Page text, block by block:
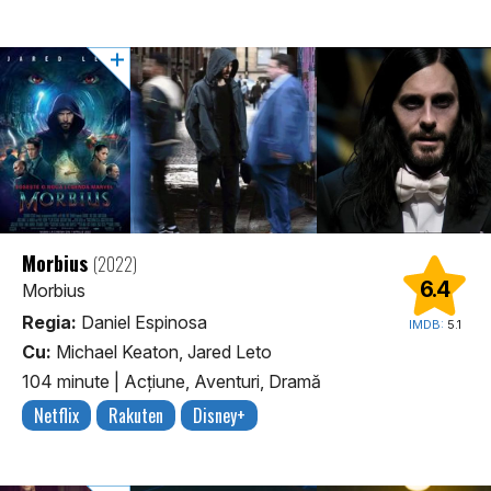
6.4
IMDB: 5.1
Morbius (2022)
Morbius
Regia: Daniel Espinosa
Cu: Michael Keaton, Jared Leto
104 minute
Acţiune, Aventuri, Dramă
Netflix Rakuten Disney+